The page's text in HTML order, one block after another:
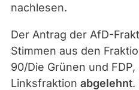
nachlesen.
Der Antrag der AfD-
Stimmen aus den
90/Die Grünen und
Linksfraktion abgelehnt.